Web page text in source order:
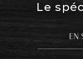
Le
EN